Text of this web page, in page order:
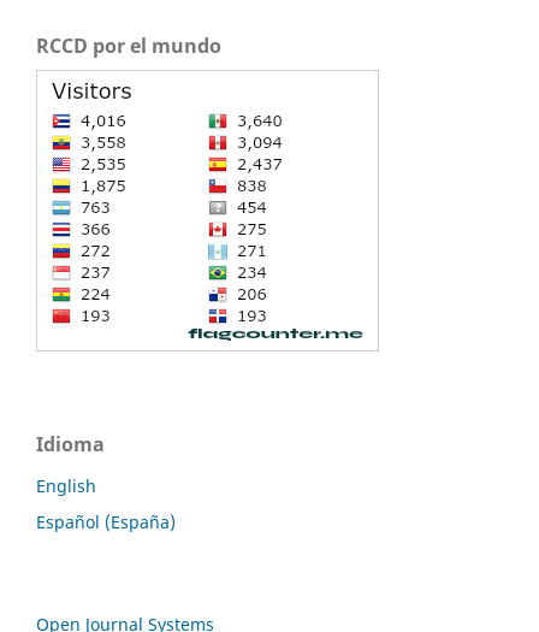
RCCD por el mundo
Idioma
English
Español (España)
Open Journal Systems